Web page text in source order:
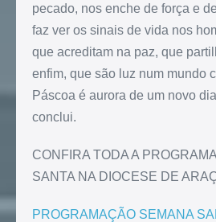
pecado, nos enche de força e
faz ver os sinais de vida nos
que acreditam na paz, que
enfim, que são luz num mundo
Páscoa é aurora de um novo
conclui.
CONFIRA TODA A
SANTA NA DIOCESE DE
PROGRAMAÇÃO SEMANA